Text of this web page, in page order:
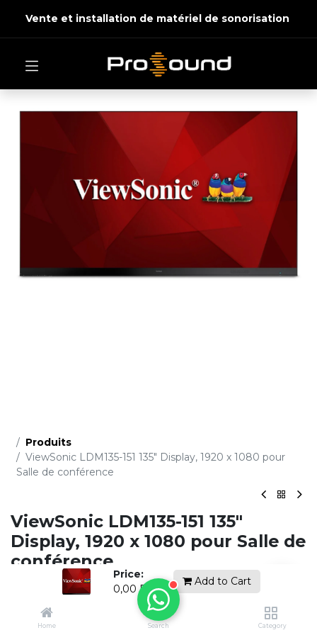
Price:
0,00 DH
Add to Cart
Home Search Category
Vente et installation de matériel de sonorisation
Produits
ViewSonic LDM135-151 135" Display, 1920 x 1080 pour
Salle de conférence
ViewSonic LDM135-151 135"
Display, 1920 x 1080 pour Salle de
conférence
(0 avis)
Demandez un devis gratuit